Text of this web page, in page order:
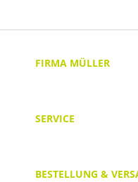
FIRMA MÜLLER
SERVICE
BESTELLUNG &